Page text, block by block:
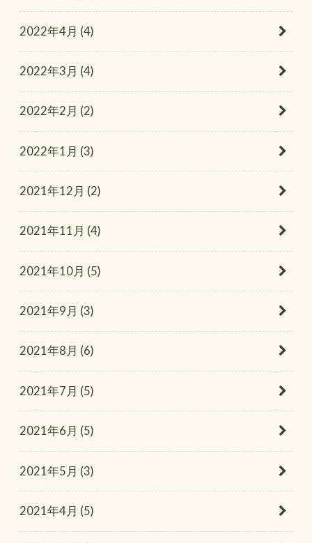
2022年4月 (4)
2022年3月 (4)
2022年2月 (2)
2022年1月 (3)
2021年12月 (2)
2021年11月 (4)
2021年10月 (5)
2021年9月 (3)
2021年8月 (6)
2021年7月 (5)
2021年6月 (5)
2021年5月 (3)
2021年4月 (5)